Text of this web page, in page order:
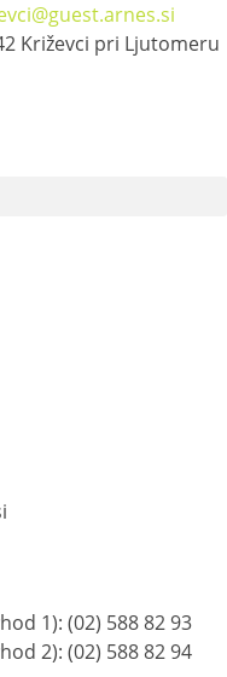
Križevci pri Ljutomeru
1): (02) 588 82 93
2): (02) 588 82 94